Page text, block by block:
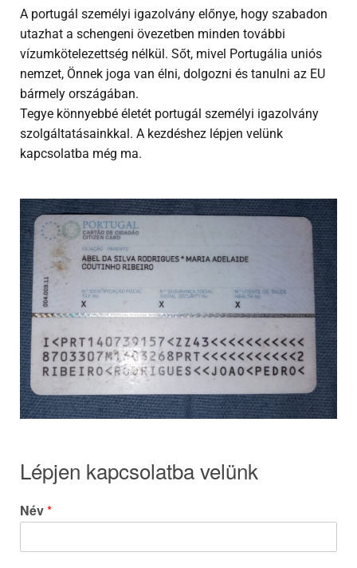
A portugál személyi igazolvány előnye, hogy szabadon
utazhat a schengeni övezetben minden további
vízumkötelezettség nélkül. Sőt, mivel Portugália uniós
nemzet, Önnek joga van élni, dolgozni és tanulni az EU
bármely országában.
Tegye könnyebbé életét portugál személyi igazolvány
szolgáltatásainkkal. A kezdéshez lépjen velünk
kapcsolatba még ma.
Lépjen kapcsolatba velünk
Név*